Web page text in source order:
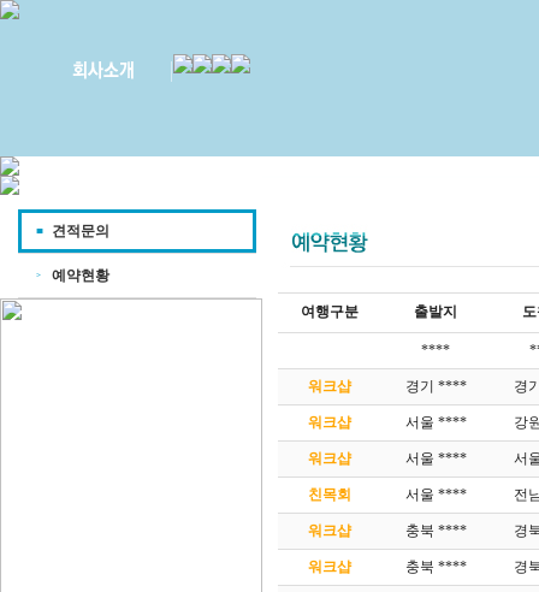
견적문의
예약현황
여행구분 출발지
****
워크샵 경기 **** 경
워크샵 서울 **** 강
워크샵 서울 **** 서
친목회 서울 **** 전
워크샵 충북 **** 경
워크샵 충북 **** 경